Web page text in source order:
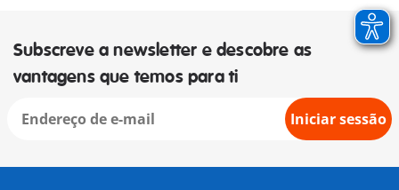
Subscreve a newsletter e descobre as
vantagens que temos para ti
Iniciar sessão